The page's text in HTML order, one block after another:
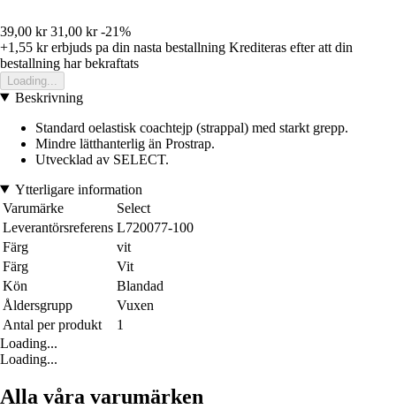
39,00 kr 31,00 kr -21%
+1,55 krerbjuds pa din nasta bestallning Krediteras efter att din
bestallning har bekraftats
Loading...
Beskrivning
Standard oelastisk coachtejp (strappal) med starkt grepp.
Mindre lätthanterlig än Prostrap.
Utvecklad av SELECT.
Ytterligare information
Varumärke
Select
Leverantörsreferens L720077-100
Färg
vit
Färg
Vit
Kön
Blandad
Åldersgrupp
Vuxen
Antal per produkt
1
Loading...
Loading...
Alla våra varumärken